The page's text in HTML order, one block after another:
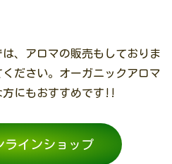
、アロマの販売もしておりま
ださい。オーガニックアロマ
方にもおすすめです!!
ラインショップ